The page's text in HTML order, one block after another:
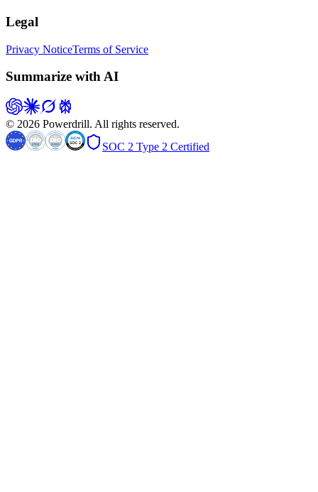
Legal
Privacy NoticeTerms of Service
Summarize with AI
© 2026 Powerdrill. All rights reserved.
SOC 2 Type 2 Certified